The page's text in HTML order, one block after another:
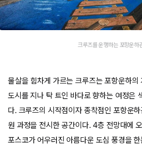
크루즈를 운행하는 포항운하
물살을 힘차게 가르는 크루즈는 포항운하의
도시를 지나 탁 트인 바다로 향하는 여정은
다. 크루즈의 시작점이자 종착점인 포항운
원 과정을 전시한 공간이다. 4층 전망대에
포스코가 어우러진 아름다운 도심 풍경을